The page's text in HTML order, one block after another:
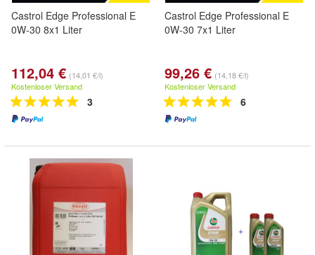
Castrol Edge Professional E
0W-30 8x1 Liter
112,04 € (14,01 €/l)
Kostenloser Versand
3
Castrol Edge Professional E
0W-30 7x1 Liter
99,26 € (14,18 €/l)
Kostenloser Versand
6